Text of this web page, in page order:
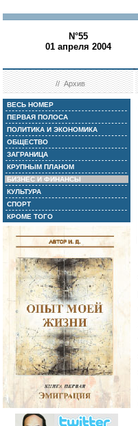
N°55
01 апреля 2004
//Архив
ВЕСЬ НОМЕР
ПЕРВАЯ ПОЛОСА
ПОЛИТИКА И ЭКОНОМИКА
ОБЩЕСТВО
ЗАГРАНИЦА
КРУПНЫМ ПЛАНОМ
БИЗНЕС И ФИНАНСЫ
КУЛЬТУРА
СПОРТ
КРОМЕ ТОГО